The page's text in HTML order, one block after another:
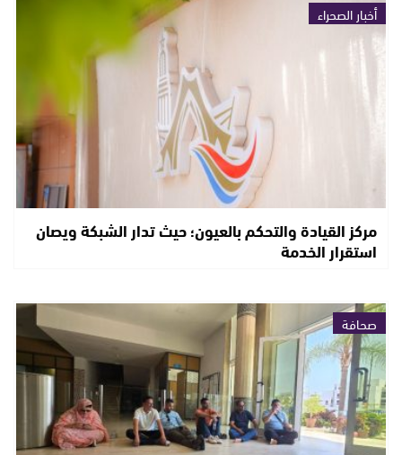
أخبار الصحراء
مركز القيادة والتحكم بالعيون؛ حيث تدار الشبكة ويصان
استقرار الخدمة
صحافة